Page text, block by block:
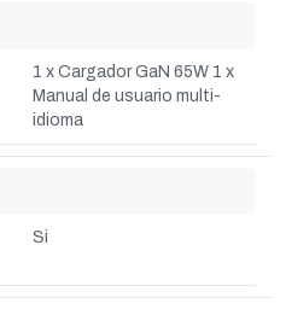
1 x Cargador GaN 65W 1 x
Manual de usuario multi-
idioma
Si